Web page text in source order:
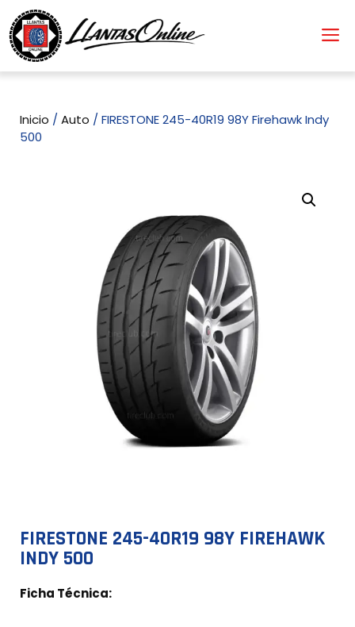
Inicio / Auto / FIRESTONE 245-40R19 98Y Firehawk Indy
500
FIRESTONE 245-40R19 98Y FIREHAWK
INDY 500
Ficha Técnica: